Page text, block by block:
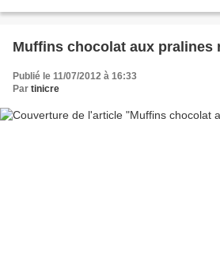
Muffins chocolat aux pralines
Publié le 11/07/2012 à 16:33
Par tinicre